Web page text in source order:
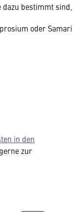
bestimmt
oder
in den
zur